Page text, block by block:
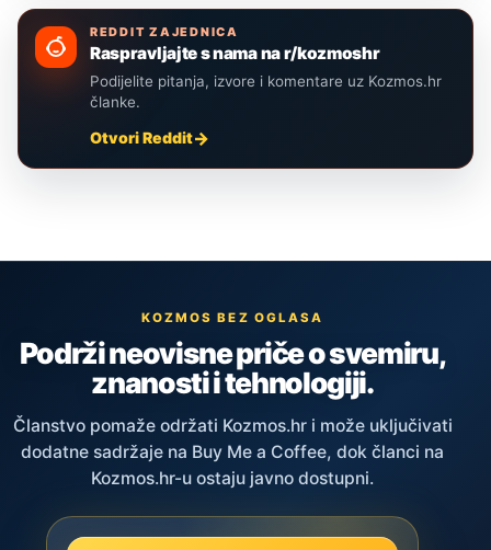
REDDIT ZAJEDNICA
Raspravljajte s nama na r/kozmoshr
Podijelite pitanja, izvore i komentare uz Kozmos.hr
članke.
Otvori Reddit
KOZMOS BEZ OGLASA
Podrži neovisne priče o svemiru,
znanosti i tehnologiji.
Članstvo pomaže održati Kozmos.hr i može uključivati
dodatne sadržaje na Buy Me a Coffee, dok članci na
Kozmos.hr-u ostaju javno dostupni.